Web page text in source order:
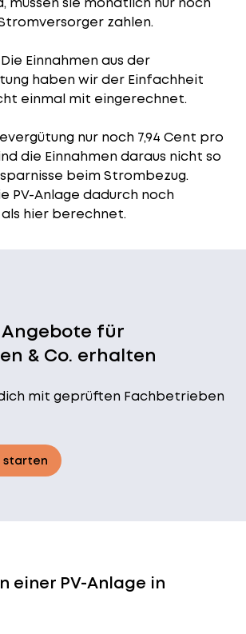
zahlen.
Einnahmen aus der
haben wir der Einfachheit
einmal mit eingerechnet.
nur noch 7,94 Cent pro
die Einnahmen daraus nicht so
beim Strombezug.
PV-Anlage dadurch noch
hier berechnet.
für
& Co. erhalten
mit geprüften Fachbetrieben
einer PV-Anlage in